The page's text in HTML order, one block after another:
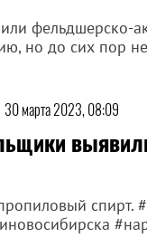
фельдшерско-
но до сих пор
30 марта 2023, 08:09